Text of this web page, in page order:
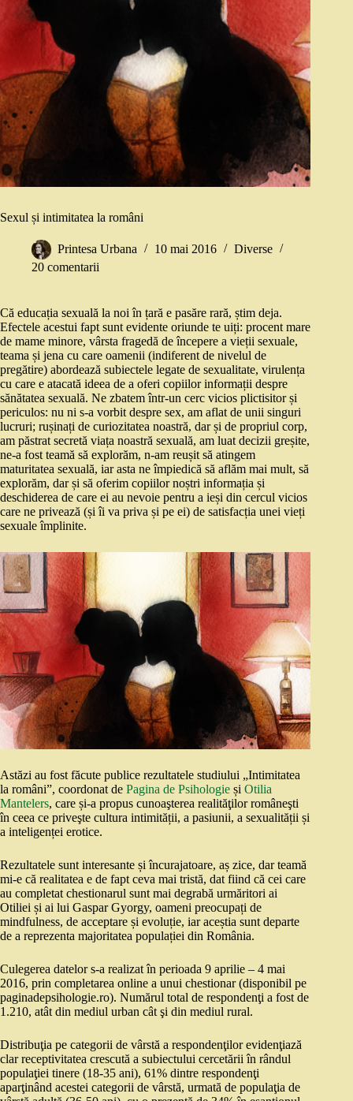
Sexul și intimitatea la români
Printesa Urbana 10 mai 2016
Diverse
20 comentarii
Că educația sexuală la noi în țară e pasăre rară, știm deja.
Efectele acestui fapt sunt evidente oriunde te uiți: procent mare
de mame minore, vârsta fragedă de începere a vieții sexuale,
teama și jena cu care oamenii (indiferent de nivelul de
pregătire) abordează subiectele legate de sexualitate, virulența
cu care e atacată ideea de a oferi copiilor informații despre
sănătatea sexuală. Ne zbatem într-un cerc vicios plictisitor și
periculos: nu ni s-a vorbit despre sex, am aflat de unii singuri
lucruri; rușinați de curiozitatea noastră, dar și de propriul corp,
am păstrat secretă viața noastră sexuală, am luat decizii greșite,
ne-a fost teamă să explorăm, n-am reușit să atingem
maturitatea sexuală, iar asta ne împiedică să aflăm mai mult, să
explorăm, dar și să oferim copiilor noștri informația și
deschiderea de care ei au nevoie pentru a ieși din cercul vicios
care ne privează (și îi va priva și pe ei) de satisfacția unei vieți
sexuale împlinite.
Astăzi au fost făcute publice rezultatele studiului „Intimitatea
la români”, coordonat de Pagina de Psihologie și Otilia
Mantelers, care și-a propus cunoaşterea realităţilor româneşti
în ceea ce priveşte cultura intimității, a pasiunii, a sexualității și
a inteligenței erotice.
Rezultatele sunt interesante și încurajatoare, aș zice, dar teamă
mi-e că realitatea e de fapt ceva mai tristă, dat fiind că cei care
au completat chestionarul sunt mai degrabă urmăritori ai
Otiliei și ai lui Gaspar Gyorgy, oameni preocupați de
mindfulness, de acceptare și evoluție, iar aceștia sunt departe
de a reprezenta majoritatea populației din România.
Culegerea datelor s-a realizat în perioada 9 aprilie – 4 mai
2016, prin completarea online a unui chestionar (disponibil pe
paginadepsihologie.ro). Numărul total de respondenţi a fost de
1.210, atât din mediul urban cât şi din mediul rural.
Distribuţia pe categorii de vârstă a respondenţilor evidenţiază
clar receptivitatea crescută a subiectului cercetării în rândul
populaţiei tinere (18-35 ani), 61% dintre respondenţi
aparţinând acestei categorii de vârstă, urmată de populaţia de